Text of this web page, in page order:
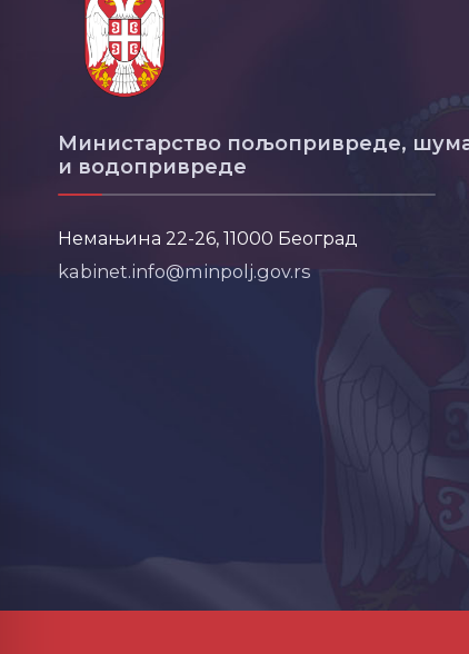
Министарство пољопривреде,
и водопривреде
Немањина 22-26, 11000 Београд
kabinet.info@minpolj.gov.rs